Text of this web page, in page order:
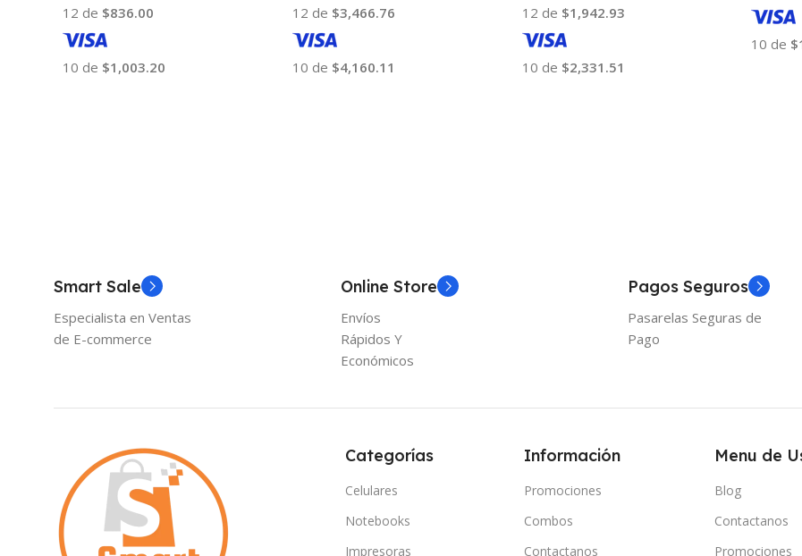
12 de $836.00
10 de $1,003.20
12 de $3,466.76
10 de $4,160.11
12 de $1,942.93
10 de $2,331.51
10 de
Smart Sale
Especialista en Ventas
de E-commerce
Online Store
Envíos
Rápidos Y
Económicos
Pagos Seguros
Pasarelas Seguras de
Pago
Categorías
Celulares
Notebooks
Impresoras
Información
Promociones
Combos
Contactanos
Menu de
Blog
Contactanos
Promociones